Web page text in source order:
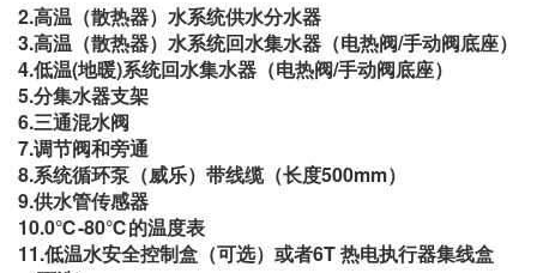
2.高温（散热器）水系统供水分水器
3.高温（散热器）水系统回水集水器（电热阀/手动阀底座）
4.低温(地暖)系统回水集水器（电热阀/手动阀底座）
5.分集水器支架
6.三通混水阀
7.调节阀和旁通
8.系统循环泵（威乐）带线缆（长度500mm）
9.供水管传感器
10.0℃-80℃的温度表
11.低温水安全控制盒（可选）或者6T 热电执行器集线盒